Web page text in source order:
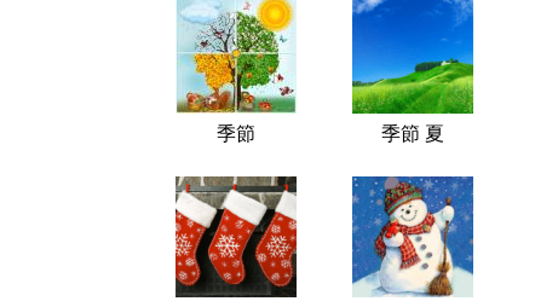
季節 季節 夏